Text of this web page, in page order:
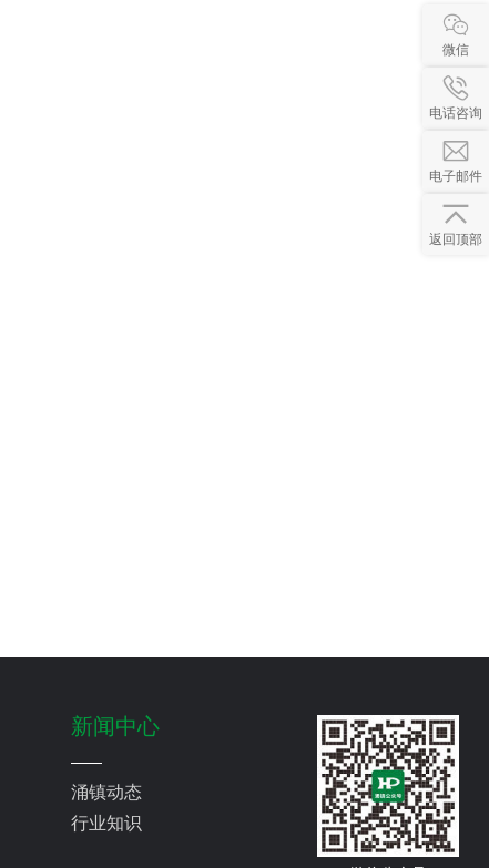
新闻中心
涌镇动态
行业知识
微信
电话咨询
电子邮件
返回顶部